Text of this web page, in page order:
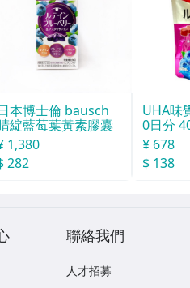
本博士倫 bausch
綻藍莓葉黃素膠囊
1,380
282
UHA味
0日分
¥ 678
$ 138
聯絡我們
人才招募